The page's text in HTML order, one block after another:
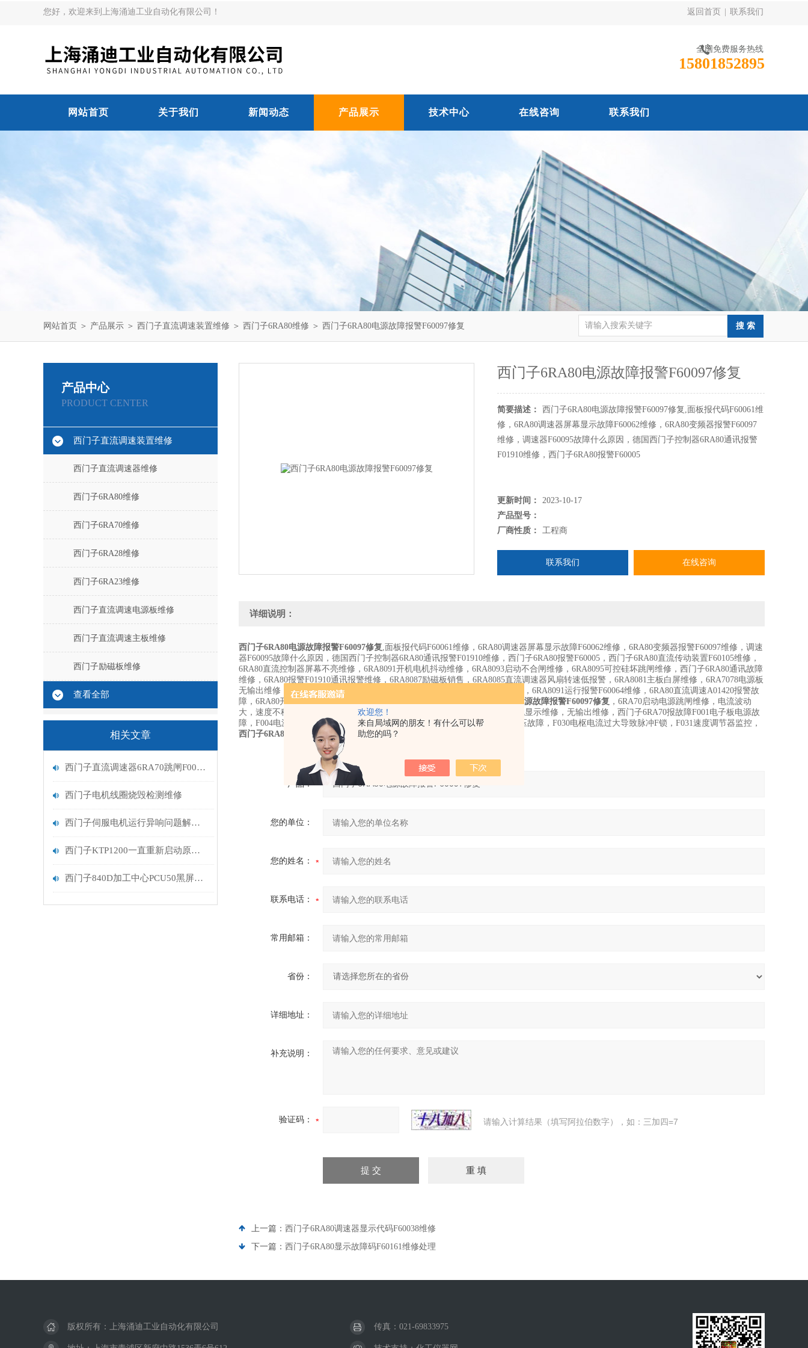
欢迎您！
来自局域网的朋友！有什么可以帮
助您的吗？
您好，欢迎来到上海涌迪工业自动化有限公司！ 返回首页 联系我们
全国免费服务热线
15801852895
网站首页 关于我们 新闻动态 产品展示 技术中心 在线咨询 联系我们
网站首页 ＞ 产品展示 ＞ 西门子直流调速装置维修 ＞ 西门子6RA80维修 ＞ 西门子6RA80电源故障报警F60097修复
产品中心
PRODUCT CENTER
西门子直流调速装置维修
西门子直流调速器维修
西门子6RA80维修
西门子6RA70维修
西门子6RA28维修
西门子6RA23维修
西门子直流调速电源板维修
西门子直流调速主板维修
西门子励磁板维修
查看全部
相关文章
西门子直流调速器6RA70跳闸F005励磁报警处理
西门子电机线圈烧毁检测维修
西门子伺服电机运行异响问题解决修复
西门子KTP1200一直重新启动原因维修
西门子840D加工中心PCU50黑屏排查
西门子6RA80电源故障报警F60097修复
简要描述：
西门子6RA80电源故障报警F60097修复,面板报代码F60061维
修，6RA80调速器屏幕显示故障F60062维修，6RA80变频器报警F60097
维修，调速器F60095故障什么原因，德国西门子控制器6RA80通讯报警
F01910维修，西门子6RA80报警F60005
更新时间：
2023-10-17
产品型号：
厂商性质：
工程商
联系我们 在线咨询
详细说明：
西门子6RA80电源故障报警F60097修复,面板报代码F60061维修，6RA80调速器屏幕显示故障F60062维修，6RA80变频器报警F60097维修，调速
器F60095故障什么原因，德国西门子控制器6RA80通讯报警F01910维修，西门子6RA80报警F60005，西门子6RA80直流传动装置F60105维修，
6RA80直流控制器屏幕不亮维修，6RA8091开机电机抖动维修，6RA8093启动不合闸维修，6RA8095可控硅坏跳闸维修，西门子6RA80通讯故障
维修，6RA80报警F01910通讯报警维修，6RA8087励磁板销售，6RA8085直流调速器风扇转速低报警，6RA8081主板白屏维修，6RA7078电源板
无输出维修，西门子6RA80上电报警F60095维修，6RA80开机显示F60096维修，6RA8091运行报警F60064维修，6RA80直流调速A01420报警故
障，6RA80开机一会报F60097电源故障，使能报F60031维修，
西门子6RA80电源故障报警F60097修复 ，6RA70启动电源跳闸维修，电流波动
大，速度不稳定，开机就跳闸，故障无显示电机不转问题，励磁故障维修，无显示维修，无输出维修，西门子6RA70报故障F001电子板电源故
障，F004电源电路板缺相故障，F005励磁板故障，F006欠电压故障F007过电压故障，F030电枢电流过大导致脉冲F锁，F031速度调节器监控，
西门子6RA80电源故障报警F60097修复
产品：
您的单位：
您的姓名：
联系电话：
常用邮箱：
省份：
详细地址：
补充说明：
验证码： 请输入计算结果（填写阿拉伯数字），如：三加四=7
上一篇： 西门子6RA80调速器显示代码F60038维修
下一篇： 西门子6RA80显示故障码F60161维修处理
版权所有：上海涌迪工业自动化有限公司 传真：021-69833975